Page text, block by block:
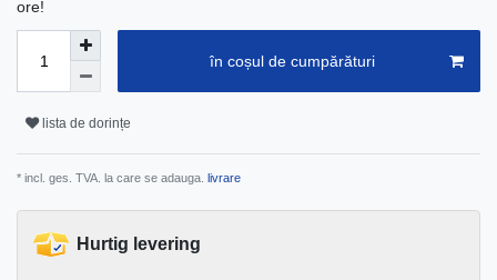
ore!
în coșul de cumpărături
lista de dorințe
* incl. ges. TVA. la care se adauga. livrare
Hurtig levering